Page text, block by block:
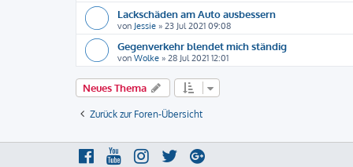
Lackschäden am Auto ausbessern
von Jessie » 23 Jul 2021 09:08
Gegenverkehr blendet mich ständig
von Wolke » 28 Jul 2021 12:01
Neues Thema
Zurück zur Foren-Übersicht